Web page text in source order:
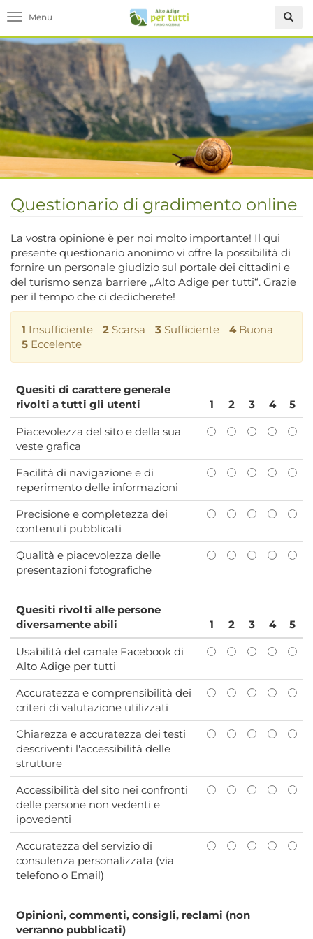
Toggle navigation
Questionario di gradimento online
La vostra opinione è per noi molto importante! Il qui
presente questionario anonimo vi offre la possibilità di
fornire un personale giudizio sul portale dei cittadini e
del turismo senza barriere „Alto Adige per tutti“. Grazie
per il tempo che ci dedicherete!
1 Insufficiente 2 Scarsa 3 Sufficiente 4Buona
5 Eccelente
Quesiti di carattere generale
rivolti a tutti gli utenti
1 2 3 4 5
Piacevolezza del sito e della sua
veste grafica
Facilità di navigazione e di
reperimento delle informazioni
Precisione e completezza dei
contenuti pubblicati
Qualità e piacevolezza delle
presentazioni fotografiche
Quesiti rivolti alle persone
diversamente abili
1 2 3 4 5
Usabilità del canale Facebook di
Alto Adige per tutti
Accuratezza e comprensibilità dei
criteri di valutazione utilizzati
Chiarezza e accuratezza dei testi
descriventi l'accessibilità delle
strutture
Accessibilità del sito nei confronti
delle persone non vedenti e
ipovedenti
Accuratezza del servizio di
consulenza personalizzata (via
telefono o Email)
Opinioni, commenti, consigli, reclami (non
verranno pubblicati)